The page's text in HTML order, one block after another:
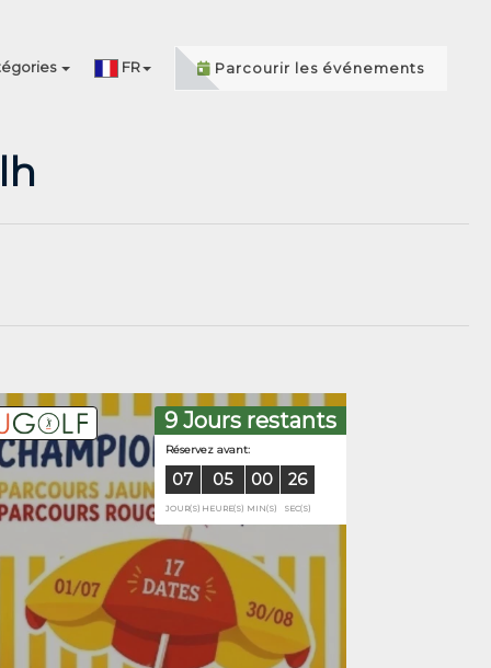
FR Parcourir les événements
avant:
05 00 25
MIN(S) SEC(S)
9 Jours restants